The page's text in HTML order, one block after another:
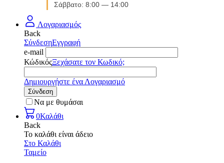
Σάββατο: 8:00 — 14:00
Λογαριασμός
Back
ΣύνδεσηΕγγραφή
e-mail
ΚώδικόςΞεχάσατε τον Κωδικό;
Δημιουργήστε ένα Λογαριασμό
Σύνδεση
Να με θυμάσαι
0Καλάθι
Back
Το καλάθι είναι άδειο
Στο Καλάθι
Ταμείο